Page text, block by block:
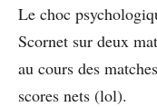
Le choc
Scornet sur deux
au cours des
scores nets (lol).